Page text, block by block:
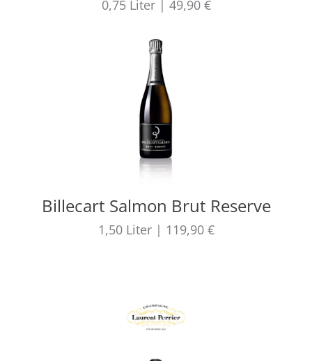
0,75 Liter | 49,90 €
Billecart Salmon Brut Reserve
1,50 Liter | 119,90 €